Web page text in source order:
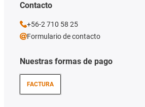
Nuestras formas de pago
FACTURA
Contacto
+56-2 710 58 25
Formulario de contacto